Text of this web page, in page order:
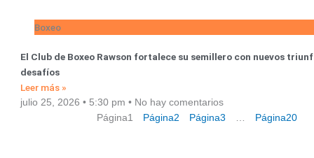
Boxeo
El Club de Boxeo Rawson fortalece su semillero con nuevos
desafíos
Leer más »
julio 25, 2026 5:30 pm
No hay comentarios
Página1 Página2 Página3 Página20